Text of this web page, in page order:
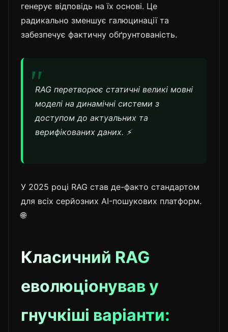
генерує відповідь на їх основі. Це
радикально зменшує галюцинації та
забезпечує фактичну обґрунтованість.
RAG перетворює статичні великі мовні
моделі на динамічні системи з
доступом до актуальних та
верифікованих даних. ⚡
У 2025 році RAG став де-факто стандартом
для всіх серйозних AI-пошукових платформ.
🌐
Класичний RAG
еволюціонував у
гнучкіші варіанти: